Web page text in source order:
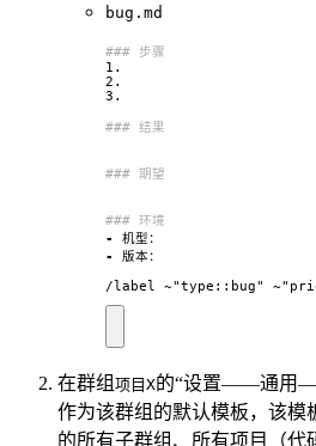
bug.md
-
-
/label ~"type::bug"
在群组 项目X的“设置——通用
作为该群组的默认模板，该模
的所有子群组、所有项目（代